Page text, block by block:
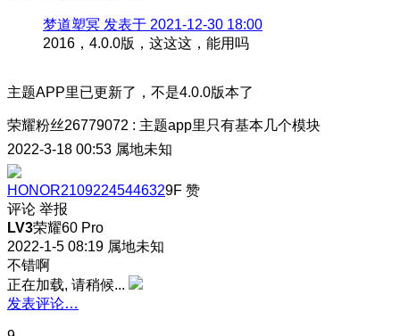
梦道塑冥 发表于 2021-12-30 18:00
2016，4.0.0版，这这这，能用吗
主题APP里已更新了，不是4.0.0版本了
荣耀粉丝26779072 : 主题app里只有基本几个模块
2022-3-18 00:53 属地未知
HONOR21092245446329F 赞
评论 举报
LV3荣耀60 Pro
2022-1-5 08:19 属地未知
不错啊
正在加载, 请稍候...
发表评论…